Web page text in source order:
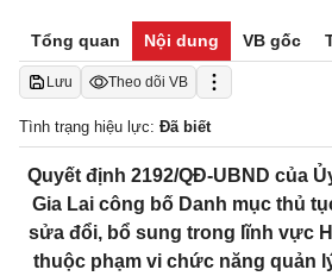
Tổng quan Nội dung VB gốc
Lưu Theo dõi VB
Tình trạng hiệu lực: Đã biết
Quyết định 2192/QĐ-UBND của
Gia Lai công bố Danh mục thủ
sửa đổi, bổ sung trong lĩnh vực
thuộc phạm vi chức năng quản